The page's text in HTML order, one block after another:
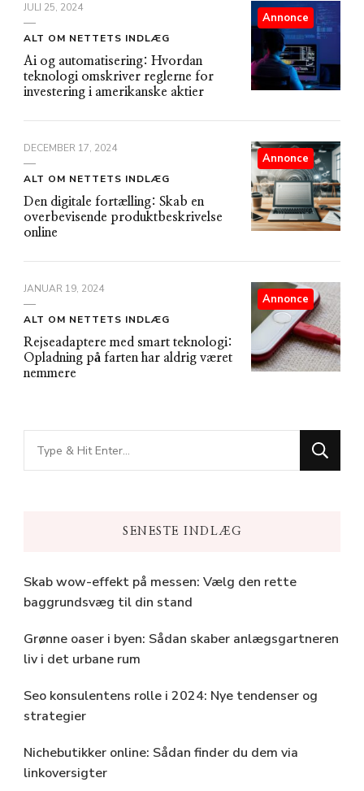
JULI 25, 2024
ALT OM NETTETS INDLÆG
Ai og automatisering: Hvordan
teknologi omskriver reglerne for
investering i amerikanske aktier
Annonce
DECEMBER 17, 2024
ALT OM NETTETS INDLÆG
Den digitale fortælling: Skab en
overbevisende produktbeskrivelse
online
Annonce
JANUAR 19, 2024
ALT OM NETTETS INDLÆG
Rejseadaptere med smart teknologi:
Opladning på farten har aldrig været
nemmere
Annonce
Looking
for
SENESTE INDLÆG
Skab wow-effekt på messen: Vælg den rette
baggrundsvæg til din stand
Grønne oaser i byen: Sådan skaber anlægsgartneren
liv i det urbane rum
Seo konsulentens rolle i 2024: Nye tendenser og
strategier
Nichebutikker online: Sådan finder du dem via
linkoversigter